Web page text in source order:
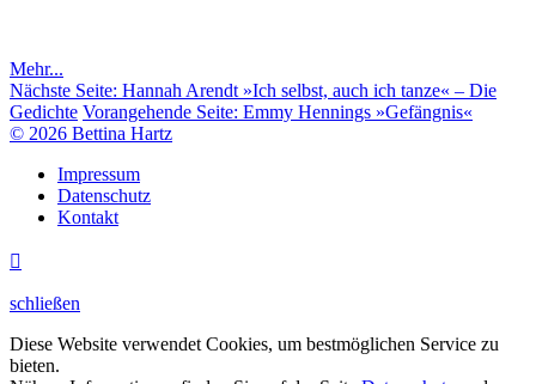
Mehr...
Nächste Seite: Hannah Arendt »Ich selbst, auch ich tanze« – Die
Gedichte Vorangehende Seite: Emmy Hennings »Gefängnis«
© 2026 Bettina Hartz
Impressum
Datenschutz
Kontakt

schließen
Diese Website verwendet Cookies, um bestmöglichen Service zu
bieten.